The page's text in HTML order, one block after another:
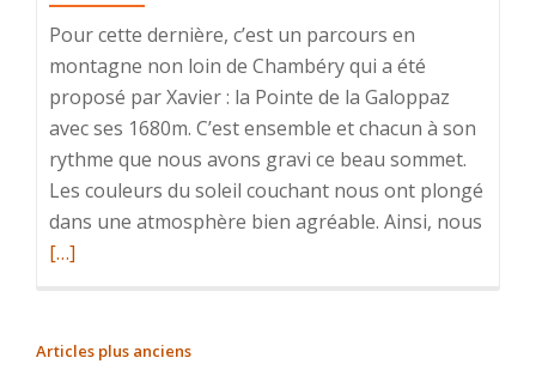
Pour cette dernière, c’est un parcours en
montagne non loin de Chambéry qui a été
proposé par Xavier : la Pointe de la Galoppaz
avec ses 1680m. C’est ensemble et chacun à son
rythme que nous avons gravi ce beau sommet.
Les couleurs du soleil couchant nous ont plongé
dans une atmosphère bien agréable. Ainsi, nous
[…]
NAVIGATION
Articles plus anciens